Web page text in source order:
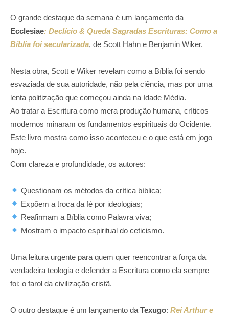
O grande destaque da semana é um lançamento da
Ecclesiae: Declício & Queda Sagradas Escrituras: Como a
Bíblia foi secularizada, de Scott Hahn e Benjamin Wiker.
Nesta obra, Scott e Wiker revelam como a Bíblia foi sendo
esvaziada de sua autoridade, não pela ciência, mas por uma
lenta politização que começou ainda na Idade Média.
Ao tratar a Escritura como mera produção humana, críticos
modernos minaram os fundamentos espirituais do Ocidente.
Este livro mostra como isso aconteceu e o que está em jogo
hoje.
Com clareza e profundidade, os autores:
Questionam os métodos da crítica bíblica;
Expõem a troca da fé por ideologias;
Reafirmam a Bíblia como Palavra viva;
Mostram o impacto espiritual do ceticismo.
Uma leitura urgente para quem quer reencontrar a força da
verdadeira teologia e defender a Escritura como ela sempre
foi: o farol da civilização cristã.
O outro destaque é um lançamento da Texugo: Rei Arthur e